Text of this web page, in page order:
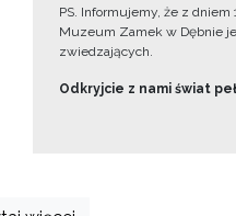
PS. Informujemy, że z dniem
Muzeum Zamek w Dębnie
zwiedzających.
Odkryjcie z nami świat